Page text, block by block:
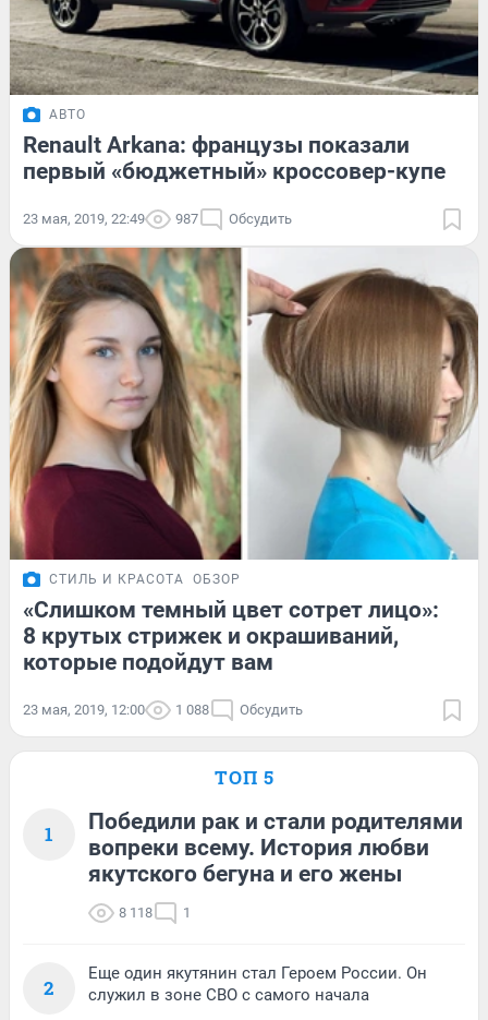
АВТО
Renault Arkana: французы показали
первый «бюджетный» кроссовер-купе
23 мая, 2019, 22:49 987 Обсудить
СТИЛЬ И КРАСОТА ОБЗОР
«Слишком темный цвет сотрет лицо»:
8 крутых стрижек и окрашиваний,
которые подойдут вам
23 мая, 2019, 12:00 1 088 Обсудить
ТОП 5
1
Победили рак и стали родителями
вопреки всему. История любви
якутского бегуна и его жены
8 118 1
2
Еще один якутянин стал Героем России. Он
служил в зоне СВО с самого начала